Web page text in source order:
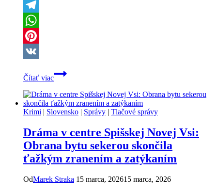
X
Telegram
WhatsApp
Pinterest
Čítať viac
Neuniesol
chýbajúcu
Vtrhol
do
prevádzky
zranil
dvoch
ľudí
Krimi | Slovensko | Správy | Tlačové správy
Dráma v centre Spišskej Novej Vsi:
Obrana bytu sekerou skončila
ťažkým zranením a zatýkaním
OdMarek Straka 15 marca, 202615 marca, 2026